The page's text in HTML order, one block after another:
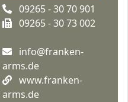
09265 - 30 70 901
09265 - 30 73 002
info@franken-
arms.de
www.franken-
arms.de